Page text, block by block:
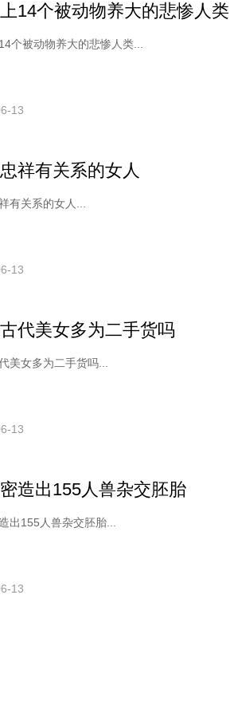
14个被动物养大的悲惨人类
个被动物养大的悲惨人类...
13
祥有关系的女人
有关系的女人...
13
代美女多为二手货吗
美女多为二手货吗...
13
造出155人兽杂交胚胎
出155人兽杂交胚胎...
13